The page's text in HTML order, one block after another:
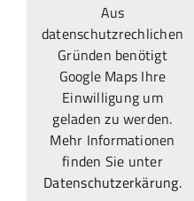
Aus
datenschutzrechlichen
Gründen benötigt
Google Maps Ihre
Einwilligung um
geladen zu werden.
Mehr Informationen
finden Sie unter
Datenschutzerkärung.